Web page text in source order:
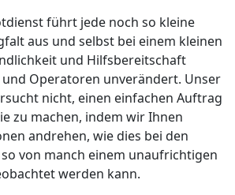
führt jede noch so kleine
aus und selbst bei einem kleinen
und Hilfsbereitschaft
Operatoren unverändert. Unser
nicht, einen einfachen Auftrag
zu machen, indem wir Ihnen
andrehen, wie dies bei den
von manch einem unaufrichtigen
werden kann.